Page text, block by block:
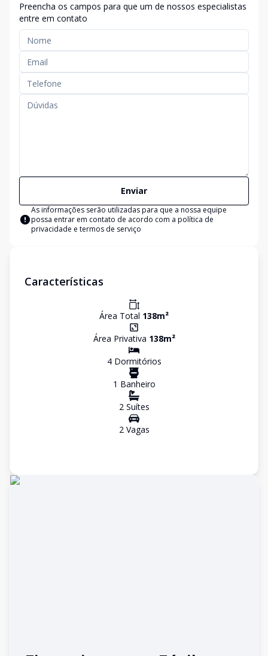
Preencha os campos para que um de nossos especialistas
entre em contato
Enviar
As informações serão utilizadas para que a nossa equipe
possa entrar em contato de acordo com a política de
privacidade e termos de serviço
Características
Área Total 138m²
Área Privativa 138m²
4Dormitórios
1 Banheiro
2Suítes
2Vagas